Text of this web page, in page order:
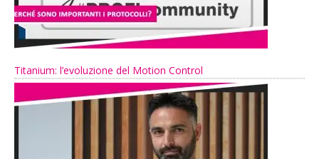
Titanium: l’evoluzione del Motion Control